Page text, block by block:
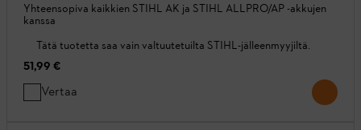
Yhteensopiva kaikkien STIHL AK ja STIHL ALLPRO/AP -akkujen
kanssa
Tätä tuotetta saa vain valtuutetuilta STIHL-jälleenmyyjiltä.
51,99 €
Vertaa